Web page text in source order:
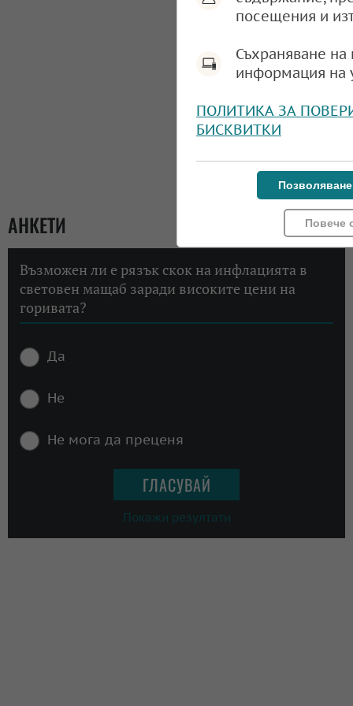
АНКЕТИ
Възможен ли е рязък скок на инфлацията в
световен мащаб заради високите цени на
горивата?
Да
Не
Не мога да преценя
Покажи резултати
посещения и
Съхраняване
информация на
ПОЛИТИКА ЗА
БИСКВИТКИ
Повече